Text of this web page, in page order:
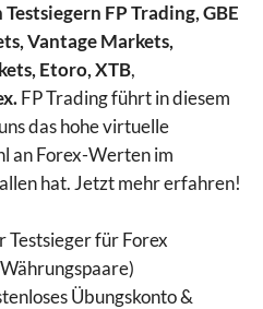
FP Trading, GBE
Vantage Markets,
Etoro, XTB,
FP Trading führt in diesem
das hohe virtuelle
an Forex-Werten im
hat. Jetzt mehr erfahren!
Testsieger für Forex
Übungskonto &